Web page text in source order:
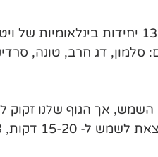
דג חרב, טונה,
השמש, אך הגוף שלנו